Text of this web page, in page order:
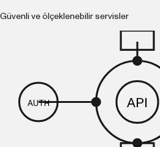
Güvenli ve ölçeklenebilir servisler
API
AUTH